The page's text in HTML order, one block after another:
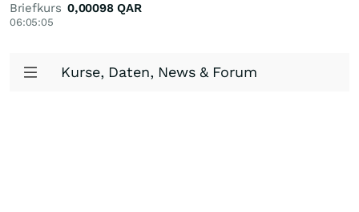
Briefkurs
06:05:05
0,00098 QAR
Kurse, Daten, News & Forum